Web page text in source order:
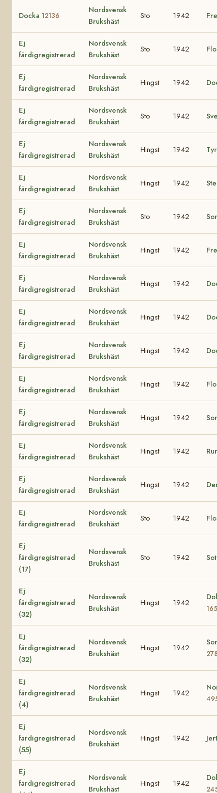
Docka 12136
Nordsvensk
Brukshäst
Sto 1942
Ej
färdigregistrerad
Nordsvensk
Brukshäst
Sto 1942
Ej
färdigregistrerad
Nordsvensk
Brukshäst
Hingst 1942
Ej
färdigregistrerad
Nordsvensk
Brukshäst
Sto 1942
Ej
färdigregistrerad
Nordsvensk
Brukshäst
Hingst 1942
Ej
färdigregistrerad
Nordsvensk
Brukshäst
Hingst 1942
Ej
färdigregistrerad
Nordsvensk
Brukshäst
Sto 1942
Ej
färdigregistrerad
Nordsvensk
Brukshäst
Hingst 1942
Ej
färdigregistrerad
Nordsvensk
Brukshäst
Hingst 1942
Ej
färdigregistrerad
Nordsvensk
Brukshäst
Hingst 1942
Ej
färdigregistrerad
Nordsvensk
Brukshäst
Hingst 1942
Ej
färdigregistrerad
Nordsvensk
Brukshäst
Hingst 1942
Ej
färdigregistrerad
Nordsvensk
Brukshäst
Hingst 1942
Ej
färdigregistrerad
Nordsvensk
Brukshäst
Hingst 1942
Ej
färdigregistrerad
Nordsvensk
Brukshäst
Hingst 1942
Ej
färdigregistrerad
Nordsvensk
Brukshäst
Sto 1942
Ej
färdigregistrerad
(17)
Nordsvensk
Brukshäst
Sto 1942
Ej
färdigregistrerad
(32)
Nordsvensk
Brukshäst
Hingst 1942
Ej
färdigregistrerad
(32)
Nordsvensk
Brukshäst
Hingst 1942
Ej
färdigregistrerad
(4)
Nordsvensk
Brukshäst
Hingst 1942
Ej
färdigregistrerad
(55)
Nordsvensk
Brukshäst
Hingst 1942
Ej
färdigregistrerad
Nordsvensk
Brukshäst
Hingst 1942